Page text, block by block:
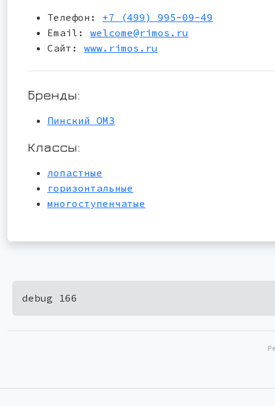
Телефон: +7 (499) 995-09-49
Email: welcome@rimos.ru
Сайт: www.rimos.ru
Бренды:
Пинский ОМЗ
Классы:
лопастные
горизонтальные
многоступенчатые
debug 166